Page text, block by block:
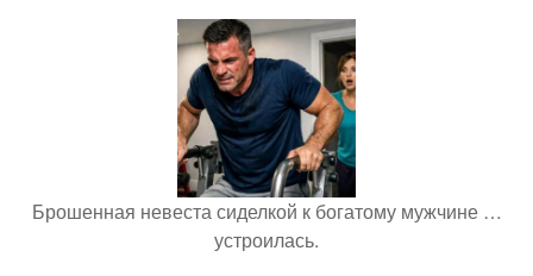
Брошенная невеста сиделкой к богатому мужчине …
устроилась.